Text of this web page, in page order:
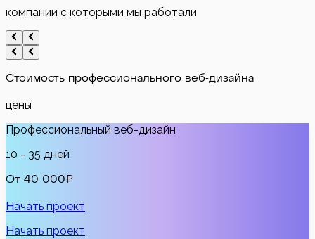
компании с которыми мы работали
Стоимость профессионального веб-дизайна
цены
Профессиональный веб-дизайн
10 - 35 дней
От 40 000₽
Начать проект
Начать проект